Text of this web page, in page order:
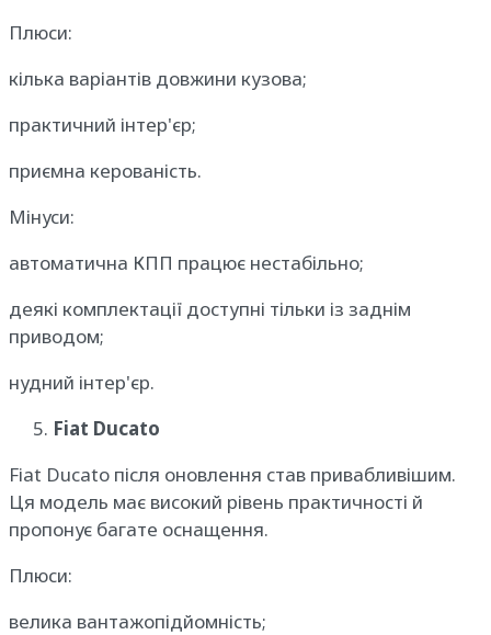
Плюси:
кілька варіантів довжини кузова;
практичний інтер'єр;
приємна керованість.
Мінуси:
автоматична КПП працює нестабільно;
деякі комплектації доступні тільки із заднім
приводом;
нудний інтер'єр.
Fiat Ducato
Fiat Ducato після оновлення став привабливішим.
Ця модель має високий рівень практичності й
пропонує багате оснащення.
Плюси:
велика вантажопідйомність;